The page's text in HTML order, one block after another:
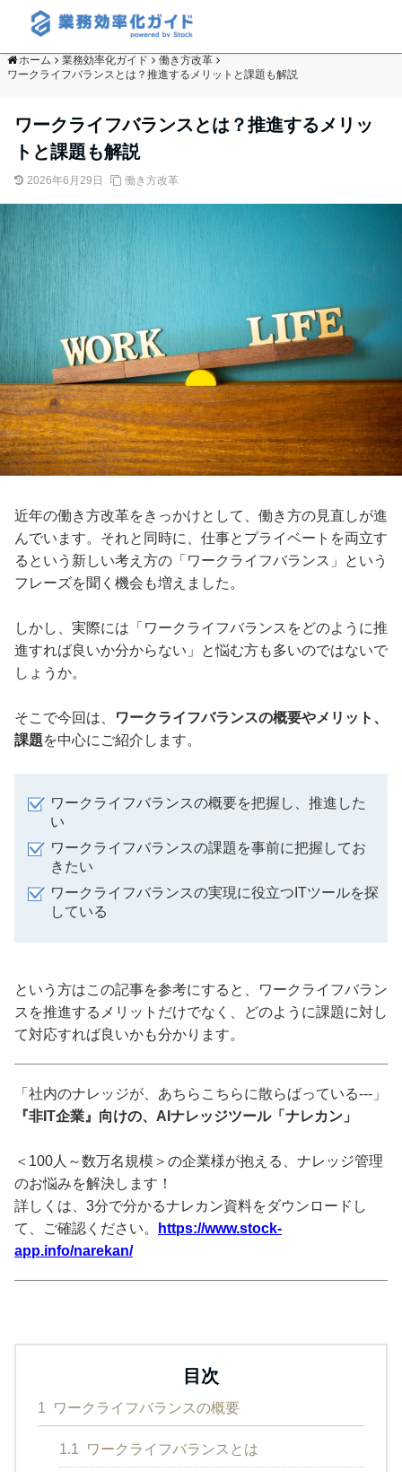
ホーム 業務効率化ガイド
働き方改革
ワークライフバランスとは？推進するメリットと課題も解説
ワークライフバランスとは？推進するメリッ
トと課題も解説
2026年6月29日 働き方改革
近年の働き方改革をきっかけとして、働き方の見直しが進
んでいます。それと同時に、仕事とプライベートを両立す
るという新しい考え方の「ワークライフバランス」という
フレーズを聞く機会も増えました。
しかし、実際には「ワークライフバランスをどのように推
進すれば良いか分からない」と悩む方も多いのではないで
しょうか。
そこで今回は、
ワークライフバランスの概要やメリット、
課題を中心にご紹介します。
ワークライフバランスの概要を把握し、推進した
い
ワークライフバランスの課題を事前に把握してお
きたい
ワークライフバランスの実現に役立つITツールを探
している
という方はこの記事を参考にすると、ワークライフバラン
スを推進するメリットだけでなく、どのように課題に対し
て対応すれば良いかも分かります。
「社内のナレッジが、あちらこちらに散らばっている---」
『非IT企業』向けの、AIナレッジツール「ナレカン」
＜100人～数万名規模＞の企業様が抱える、ナレッジ管理
のお悩みを解決します！
詳しくは、3分で分かるナレカン資料をダウンロードし
て、ご確認ください。
https://www.stock-
app.info/narekan/
目次
1 ワークライフバランスの概要
1.1 ワークライフバランスとは